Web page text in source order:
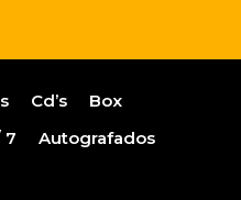
Cd’s
Box
7
Autografados